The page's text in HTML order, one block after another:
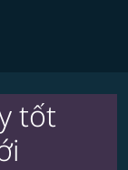
tốt